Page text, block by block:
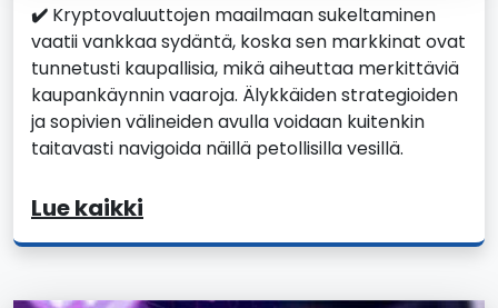
✔️ Kryptovaluuttojen maailmaan sukeltaminen
vaatii vankkaa sydäntä, koska sen markkinat ovat
tunnetusti kaupallisia, mikä aiheuttaa merkittäviä
kaupankäynnin vaaroja. Älykkäiden strategioiden
ja sopivien välineiden avulla voidaan kuitenkin
taitavasti navigoida näillä petollisilla vesillä.
Lue kaikki